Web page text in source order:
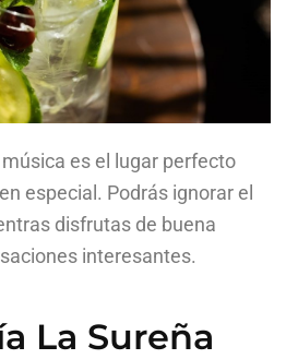
es el lugar perfecto
especial. Podrás ignorar el
disfrutas de buena
interesantes.
La Sureña